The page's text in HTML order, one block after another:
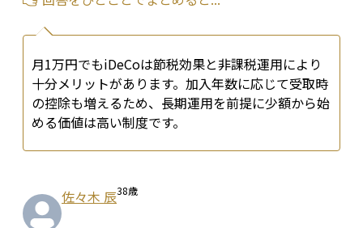
月1万円でもiDeCoは節税効果と非課税運用により
十分メリットがあります。加入年数に応じて受取時
の控除も増えるため、長期運用を前提に少額から始
める価値は高い制度です。
佐々木 辰38歳